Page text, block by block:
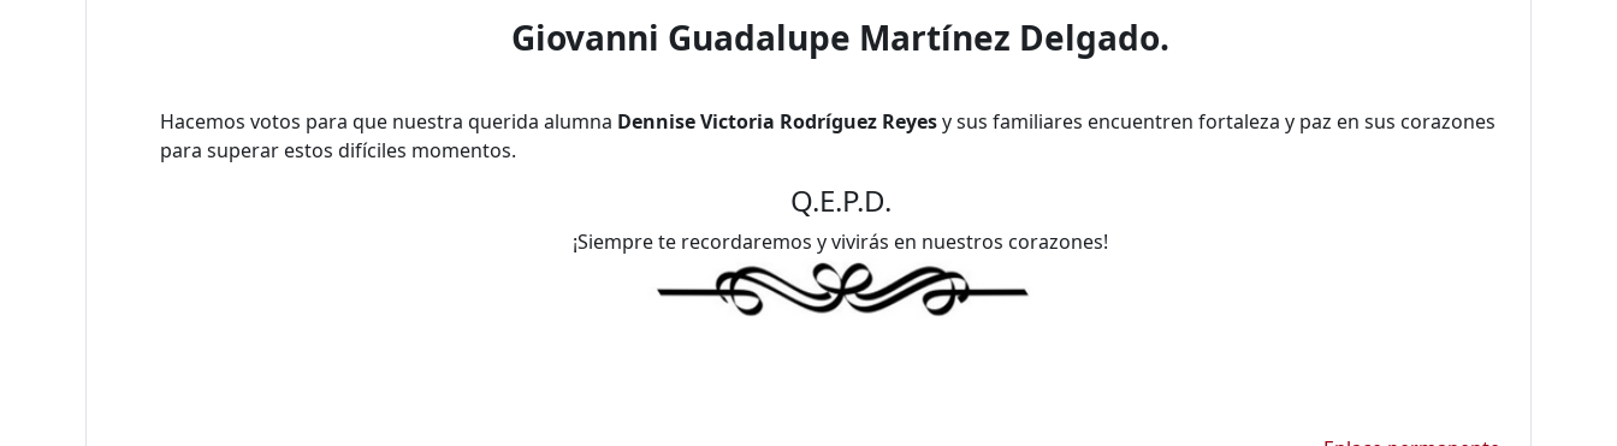
Giovanni Guadalupe Martínez Delgado.
Hacemos votos para que nuestra querida alumna Dennise Victoria Rodríguez Reyesy sus familiares encuentren fortaleza y paz en sus corazones
para superar estos difíciles momentos.
Q.E.P.D.
¡Siempre te recordaremos y vivirás en nuestros corazones!